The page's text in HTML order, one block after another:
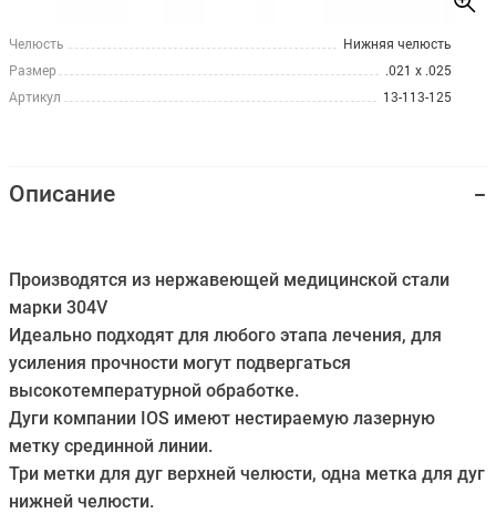
Челюсть
Нижняя челюсть
Размер
.021 x .025
Артикул
13-113-125
Описание
Производятся из нержавеющей медицинской стали
марки 304V
Идеально подходят для любого этапа лечения, для
усиления прочности могут подвергаться
высокотемпературной обработке.
Дуги компании IOS имеют нестираемую лазерную
метку срединной линии.
Три метки для дуг верхней челюсти, одна метка для дуг
нижней челюсти.